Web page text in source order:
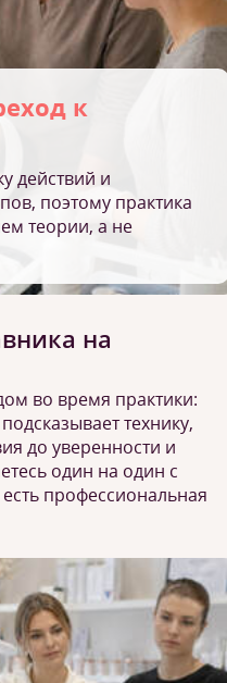
к
действий и
поэтому практика
теории, а не
на
во время практики:
технику,
до уверенности и
один на один с
профессиональная